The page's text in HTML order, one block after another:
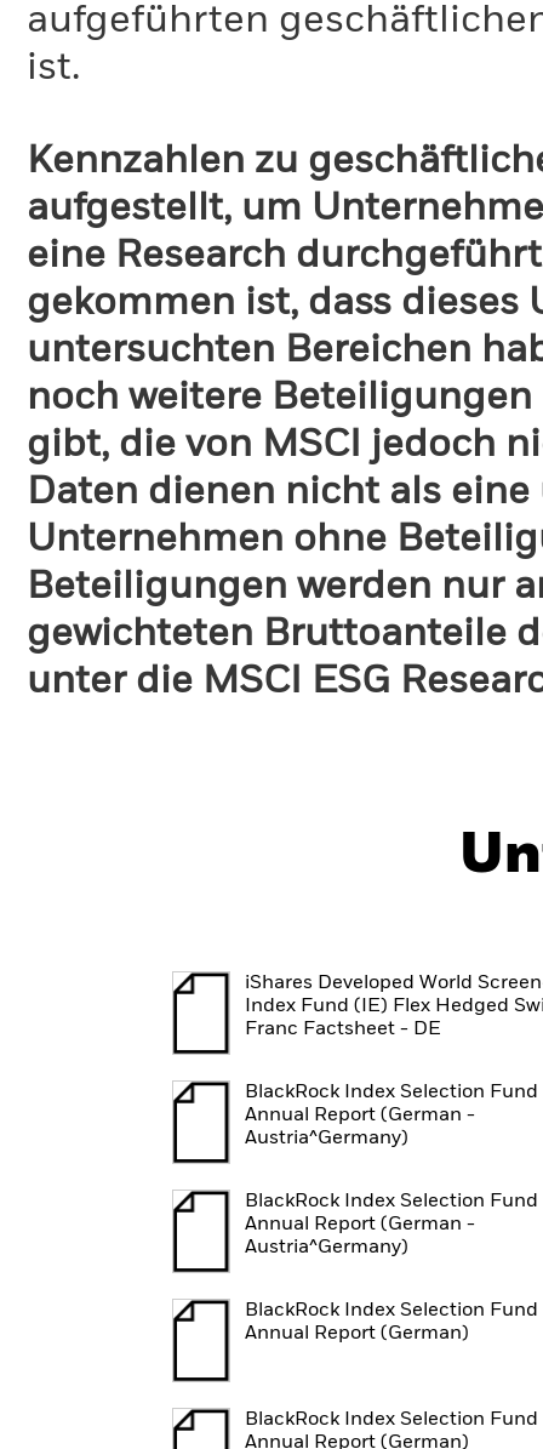
aufgeführten
ist.
Kennzahlen zu
aufgestellt, um
eine Research
gekommen ist, dass
untersuchten Bereichen
noch weitere
gibt, die von MSCI jedoch
Daten dienen nicht als
Unternehmen ohne
Beteiligungen werden nur
gewichteten Bruttoanteile
unter die MSCI ESG
iShares Developed World
Index Fund (IE) Flex Hedged
Franc Factsheet - DE
BlackRock Index Selection Fund
Annual Report (German -
Austria^Germany)
BlackRock Index Selection Fund
Annual Report (German -
Austria^Germany)
BlackRock Index Selection Fund
Annual Report (German)
BlackRock Index Selection Fund
Annual Report (German)